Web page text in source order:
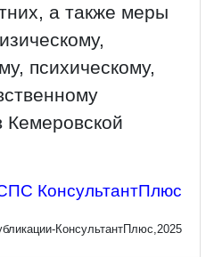
а также меры
психическому,
Кемеровской
КонсультантПлюс
КонсультантПлюс,2025